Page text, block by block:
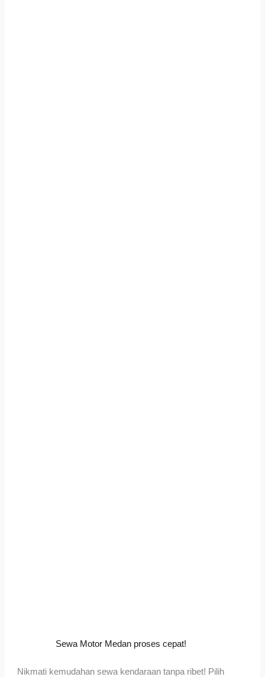
Sewa Motor Medan proses cepat!
Nikmati kemudahan sewa kendaraan tanpa ribet! Pilih